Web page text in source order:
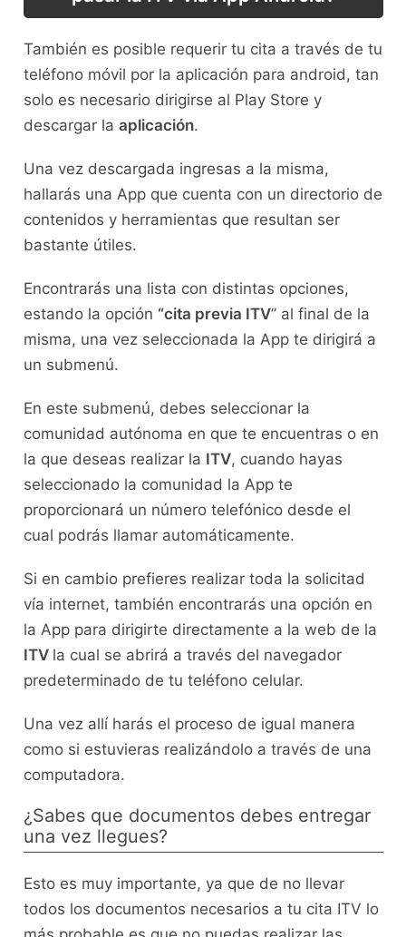
También es posible requerir tu cita a través de tu
teléfono móvil por la aplicación para android, tan
solo es necesario dirigirse al Play Store y
descargar la aplicación.
Una vez descargada ingresas a la misma,
hallarás una App que cuenta con un directorio de
contenidos y herramientas que resultan ser
bastante útiles.
Encontrarás una lista con distintas opciones,
estando la opción “cita previa ITV” al final de la
misma, una vez seleccionada la App te dirigirá a
un submenú.
En este submenú, debes seleccionar la
comunidad autónoma en que te encuentras o en
la que deseas realizar la ITV, cuando hayas
seleccionado la comunidad la App te
proporcionará un número telefónico desde el
cual podrás llamar automáticamente.
Si en cambio prefieres realizar toda la solicitad
vía internet, también encontrarás una opción en
la App para dirigirte directamente a la web de la
ITV la cual se abrirá a través del navegador
predeterminado de tu teléfono celular.
Una vez allí harás el proceso de igual manera
como si estuvieras realizándolo a través de una
computadora.
¿Sabes que documentos debes entregar
una vez llegues?
Esto es muy importante, ya que de no llevar
todos los documentos necesarios a tu cita ITV lo